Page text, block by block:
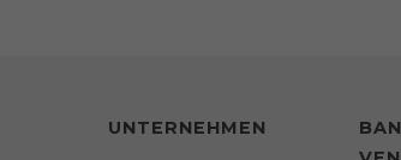
UNTERNEHMEN